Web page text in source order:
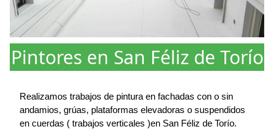
Pintores en San Féliz de Torío
Realizamos trabajos de pintura en fachadas con o sin
andamios, grúas, plataformas elevadoras o suspendidos
en cuerdas ( trabajos verticales )en San Féliz de Torío.